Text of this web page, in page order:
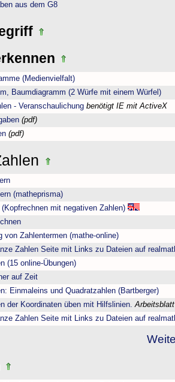
aus dem G8
(Medienvielfalt)
Baumdiagramm (2 Würfe mit einem Würfel)
- Veranschaulichung benötigt IE mit ActiveX
(pdf)
(pdf)
(matheprisma)
(Kopfrechnen mit negativen Zahlen)
von Zahlentermen (mathe-online)
Zahlen Seite mit Links zu Dateien auf
(15 online-Übungen)
auf Zeit
Einmaleins und Quadratzahlen (Bartberger)
der Koordinaten üben mit Hilfslinien.
Zahlen Seite mit Links zu Dateien auf